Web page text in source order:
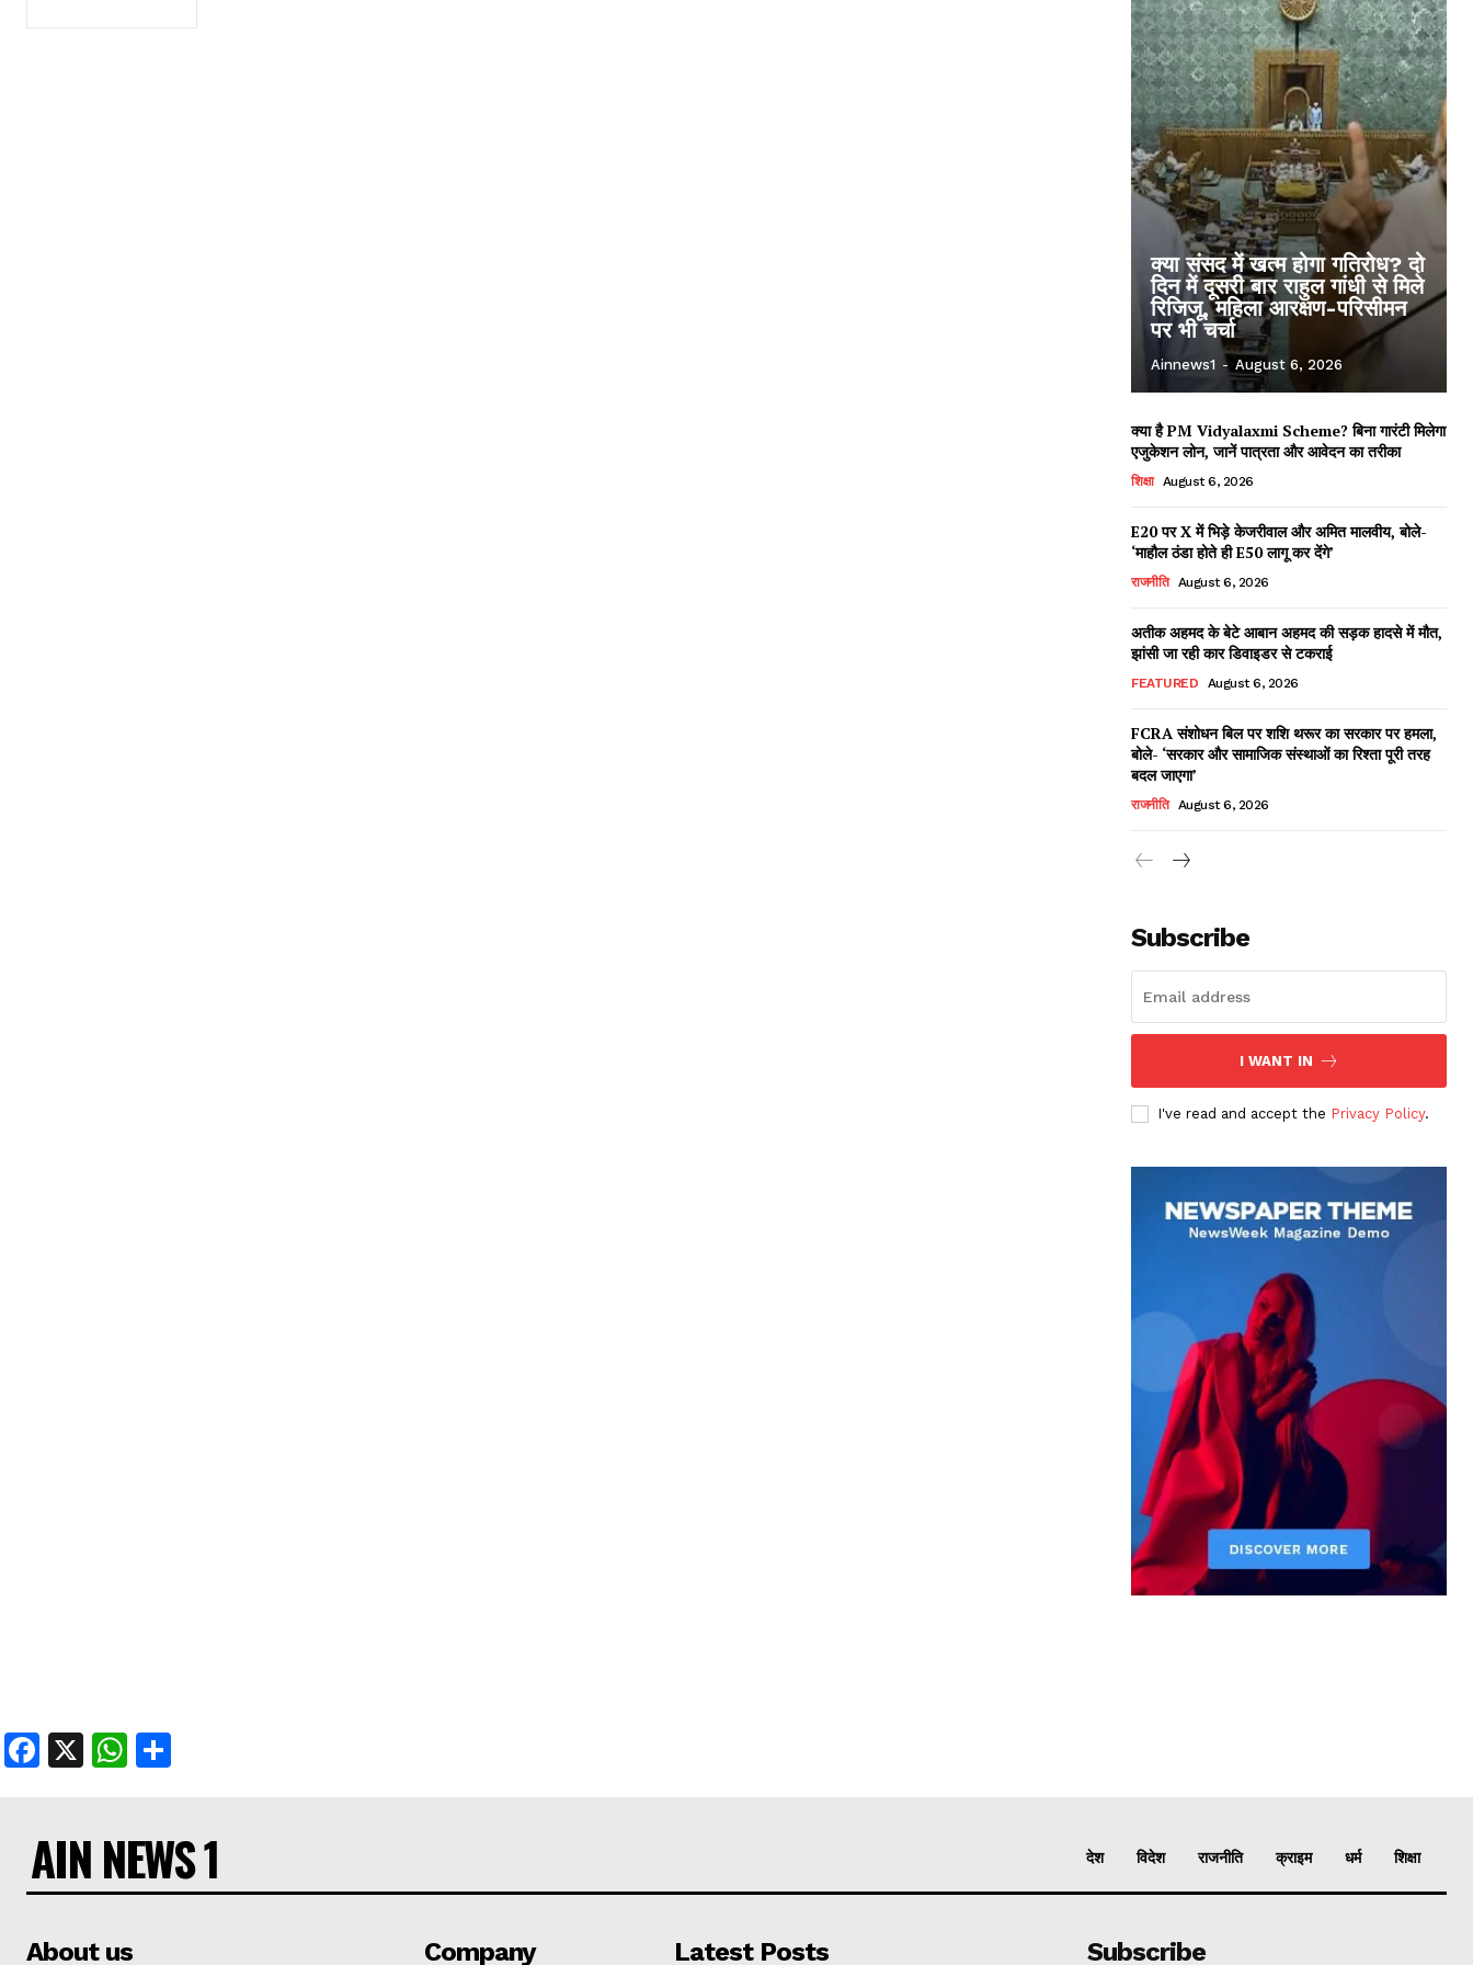
क्या संसद में खत्म होगा गतिरोध? दो
दिन में दूसरी बार राहुल गांधी से मिले
रिजिजू, महिला आरक्षण-परिसीमन
पर भी चर्चा
Ainnews1 - August 6, 2026
क्या है PM Vidyalaxmi Scheme? बिना गारंटी मिलेगा
एजुकेशन लोन, जानें पात्रता और आवेदन का तरीका
शिक्षा August 6, 2026
E20 पर X में भिड़े केजरीवाल और अमित मालवीय, बोले-
‘माहौल ठंडा होते ही E50 लागू कर देंगे’
राजनीति August 6, 2026
अतीक अहमद के बेटे आबान अहमद की सड़क हादसे में मौत,
झांसी जा रही कार डिवाइडर से टकराई
FEATURED August 6, 2026
FCRA संशोधन बिल पर शशि थरूर का सरकार पर हमला,
बोले- ‘सरकार और सामाजिक संस्थाओं का रिश्ता पूरी तरह
बदल जाएगा’
राजनीति August 6, 2026
Subscribe
I WANT IN
I've read and accept the Privacy Policy.
Facebook
X WhatsApp
AIN NEWS 1 देश विदेश राजनीति क्राइम धर्म शिक्षा
About us Company Latest Posts Subscribe